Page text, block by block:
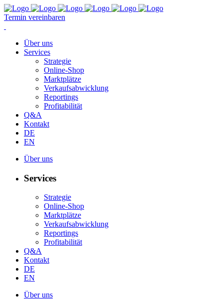
Termin vereinbaren
Über uns
Services
Strategie
Online-Shop
Marktplätze
Verkaufsabwicklung
Reportings
Profitabilität
Q&A
Kontakt
DE
EN
Über uns
Services
Strategie
Online-Shop
Marktplätze
Verkaufsabwicklung
Reportings
Profitabilität
Q&A
Kontakt
DE
EN
Über uns